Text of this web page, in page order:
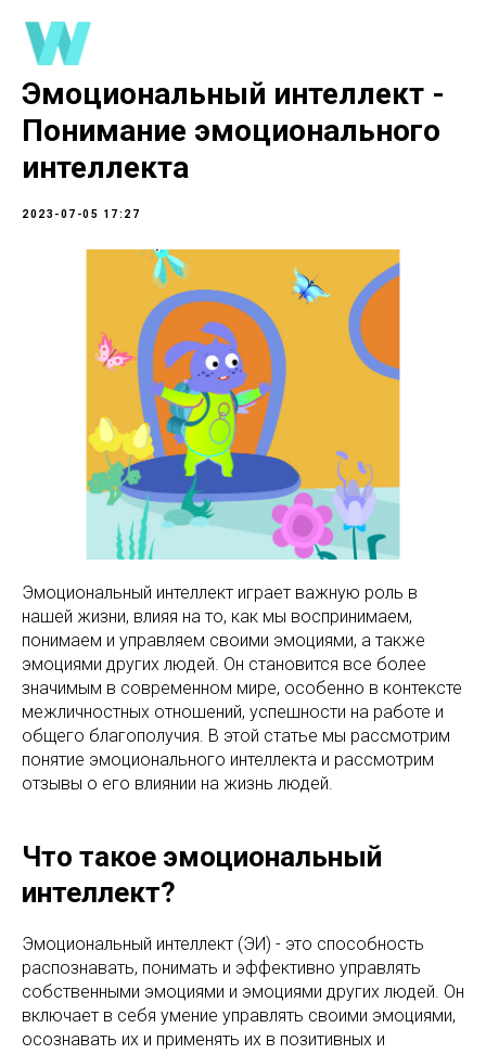
Эмоциональный интеллект -
Понимание эмоционального
интеллекта
2023-07-05 17:27
Эмоциональный интеллект играет важную роль в
нашей жизни, влияя на то, как мы воспринимаем,
понимаем и управляем своими эмоциями, а также
эмоциями других людей. Он становится все более
значимым в современном мире, особенно в контексте
межличностных отношений, успешности на работе и
общего благополучия. В этой статье мы рассмотрим
понятие эмоционального интеллекта и рассмотрим
отзывы о его влиянии на жизнь людей.
Что такое эмоциональный
интеллект?
Эмоциональный интеллект (ЭИ) - это способность
распознавать, понимать и эффективно управлять
собственными эмоциями и эмоциями других людей. Он
включает в себя умение управлять своими эмоциями,
осознавать их и применять их в позитивных и